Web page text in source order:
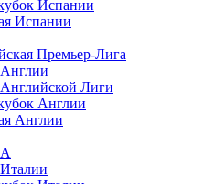
Испании
Испании
Премьер-Лига
Лиги
Англии
Англии